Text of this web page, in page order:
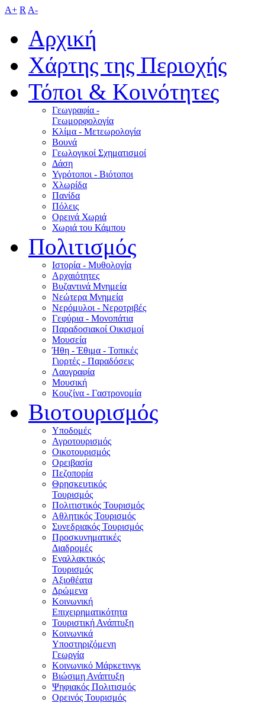
A+ R A-
Αρχική
Χάρτης της Περιοχής
Τόποι & Κοινότητες
Γεωγραφία -
Γεωμορφολογία
Κλίμα - Mετεωρολογία
Βουνά
Γεωλογικοί Σχηματισμοί
Δάση
Υγρότοποι - Βιότοποι
Χλωρίδα
Πανίδα
Πόλεις
Ορεινά Χωριά
Χωριά του Κάμπου
Πολιτισμός
Ιστορία - Μυθολογία
Αρχαιότητες
Βυζαντινά Μνημεία
Νεώτερα Μνημεία
Νερόμυλοι - Nεροτριβές
Γεφύρια - Μονοπάτια
Παραδοσιακοί Οικισμοί
Μουσεία
Ήθη - Έθιμα - Τοπικές
Γιορτές - Παραδόσεις
Λαογραφία
Μουσική
Κουζίνα - Γαστρονομία
Βιοτουρισμός
Υποδομές
Αγροτουρισμός
Οικοτουρισμός
Ορειβασία
Πεζοπορία
Θρησκευτικός
Τουρισμός
Πολιτιστικός Τουρισμός
Αθλητικός Τουρισμός
Συνεδριακός Τουρισμός
Προσκυνηματικές
Διαδρομές
Εναλλακτικός
Τουρισμός
Αξιοθέατα
Δρώμενα
Κοινωνική
Επιχειρηματικότητα
Τουριστική Ανάπτυξη
Κοινωνικά
Υποστηριζόμενη
Γεωργία
Κοινωνικό Μάρκετινγκ
Βιώσιμη Ανάπτυξη
Ψηφιακός Πολιτισμός
Ορεινός Τουρισμός